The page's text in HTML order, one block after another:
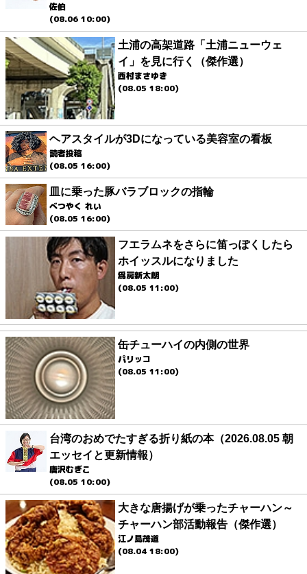
佐伯
(08.06 10:00)
土浦の高架道路「土浦ニューウェ
イ」を見に行く（傑作選）
西村まさゆき
(08.05 18:00)
ヘアスタイルが3Dになっている美容室の看板
読者投稿
(08.05 16:00)
皿に乗った豚バラブロックの指輪
べつやく れい
(08.05 16:00)
フエラムネをさらに笛っぽくしたら
ホイッスルになりました
爲房新太朗
(08.05 11:00)
缶チューハイの内側の世界
パリッコ
(08.05 11:00)
台湾のおめでたすぎる折り紙の本（2026.08.05 朝
エッセイと更新情報）
唐沢むぎこ
(08.05 10:00)
大きな唐揚げが乗ったチャーハン～
チャーハン部活動報告（傑作選）
江ノ島茂道
(08.04 18:00)